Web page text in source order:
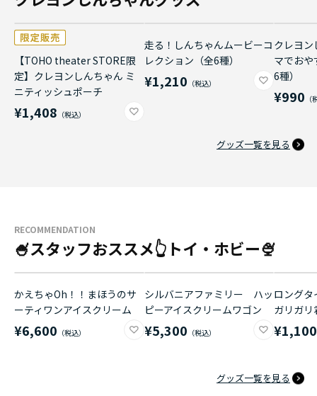
【TOHO theater STORE限
定】クレヨンしんちゃん ミ
ニティッシュポーチ
¥1,408
走る！しんちゃんムービーコ
レクション（全6種）
¥1,210
クレヨ
マでお
6種）
¥990
グッズ一覧を見る
RECOMMENDATION
🍧スタッフおススメ👆トイ・ホビー🍨
かえちゃOh！！まほうのサ
ーティワンアイスクリーム
¥6,600
シルバニアファミリー ハッ
ピーアイスクリームワゴン
¥5,300
ロング
ガリガ
¥1,100
グッズ一覧を見る